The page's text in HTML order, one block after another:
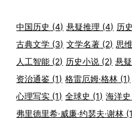
中国历史 (4) 悬疑推理 (4) 历
古典文学 (3) 文学名著 (2) 思
人工智能 (2) 历史小说 (2) 悬疑
资治通鉴 (1) 格雷厄姆·格林 (1)
心理写实 (1) 全球史 (1) 海洋史
弗里德里希·威廉·约瑟夫·谢林